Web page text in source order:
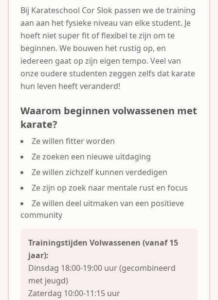
Bij Karateschool Cor Slok passen we de training
aan aan het fysieke niveau van elke student. Je
hoeft niet super fit of flexibel te zijn om te
beginnen. We bouwen het rustig op, en
iedereen gaat op zijn eigen tempo. Veel van
onze oudere studenten zeggen zelfs dat karate
hun leven heeft veranderd!
Waarom beginnen volwassenen met
karate?
Ze willen fitter worden
Ze zoeken een nieuwe uitdaging
Ze willen zichzelf kunnen verdedigen
Ze zijn op zoek naar mentale rust en focus
Ze willen deel uitmaken van een positieve
community
Trainingstijden Volwassenen (vanaf 15
jaar):
Dinsdag 18:00-19:00 uur (gecombineerd
met jeugd)
Zaterdag 10:00-11:15 uur